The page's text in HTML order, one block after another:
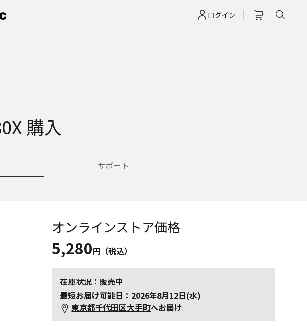
ログイン
購入
サポート
オンラインストア価格
5,280円（税込）
在庫状況：販売中
最短お届け可能日：2026年8月12日(水)
東京都千代田区大手町へお届け